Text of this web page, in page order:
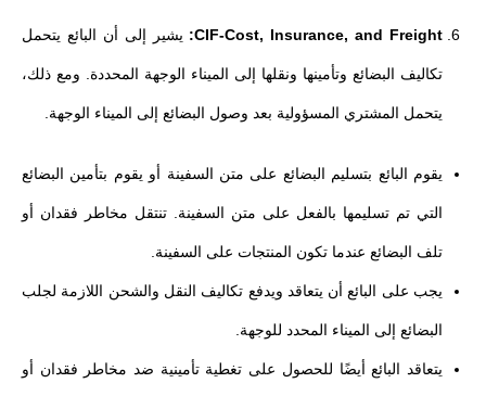
CIF-Cost, Insurance, and Freight: يشير إلى أن البائع يتحمل
تكاليف البضائع وتأمينها ونقلها إلى الميناء الوجهة المحددة. ومع ذلك،
يتحمل المشتري المسؤولية بعد وصول البضائع إلى الميناء الوجهة.
يقوم البائع بتسليم البضائع على متن السفينة أو يقوم بتأمين البضائع
التي تم تسليمها بالفعل على متن السفينة. تنتقل مخاطر فقدان أو
تلف البضائع عندما تكون المنتجات على السفينة.
يجب على البائع أن يتعاقد ويدفع تكاليف النقل والشحن اللازمة لجلب
البضائع إلى الميناء المحدد للوجهة.
يتعاقد البائع أيضًا للحصول على تغطية تأمينية ضد مخاطر فقدان أو